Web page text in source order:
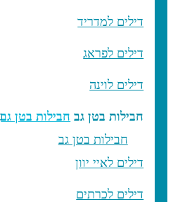
דילים למדריד
דילים לפראג
דילים לוינה
חבילות בטן גב חבילות בטן גב
חבילות בטן גב
דילים לאיי יוון
דילים לכרתים